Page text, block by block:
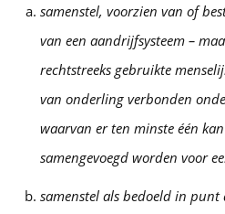
samenstel, voorzien van of
van een aandrijfsysteem –
rechtstreeks gebruikte
van onderling verbonden
waarvan er ten minste één
samengevoegd worden voor
samenstel als bedoeld in punt